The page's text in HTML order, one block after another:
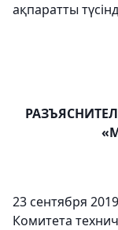
ақпаратты
«
23 сентября
Комитета